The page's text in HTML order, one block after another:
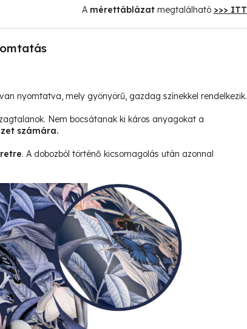
A mérettáblázat megtalálható >>> ITT
nyomtatva, mely gyönyörű, gazdag színekkel rendelkezik.
Nem bocsátanak ki káros anyagokat a
számára.
. A dobozból történő kicsomagolás után azonnal